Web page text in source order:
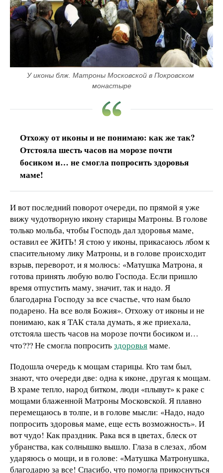
У иконы блж. Матроны Московской в Покровском
монастыре
Отхожу от иконы и не понимаю: как же так?
Отстояла шесть часов на морозе почти
босиком и… не смогла попросить здоровья
маме!
И вот последний поворот очереди, по прямой я уже
вижу чудотворную икону старицы Матроны. В голове
только мольба, чтобы Господь дал здоровья маме,
оставил ее ЖИТЬ! Я стою у иконы, прикасаюсь лбом к
спасительному лику Матроны, и в голове происходит
взрыв, переворот, и я молюсь: «Матушка Матрона, я
готова принять любую волю Господа. Если пришло
время отпустить маму, значит, так и надо. Я
благодарна Господу за все счастье, что нам было
подарено. На все воля Божия». Отхожу от иконы и не
понимаю, как я ТАК стала думать, я же приехала,
отстояла шесть часов на морозе почти босиком и…
что??? Не смогла попроситьздоровьямаме.
Подошла очередь к мощам старицы. Кто там был,
знают, что очереди две: одна к иконе, другая к мощам.
В храме тепло, народ битком, люди «плывут» к раке с
мощами блаженной Матроны Московской. Я плавно
перемещаюсь в толпе, и в голове мысли: «Надо, надо
попросить здоровья маме, еще есть возможность». И
вот чудо! Как праздник. Рака вся в цветах, блеск от
убранства, как солнышко вышло. Глаза в слезах, лбом
ударяюсь о мощи, и в голове: «Матушка Матронушка,
благодарю за все! Спасибо, что помогла прикоснуться